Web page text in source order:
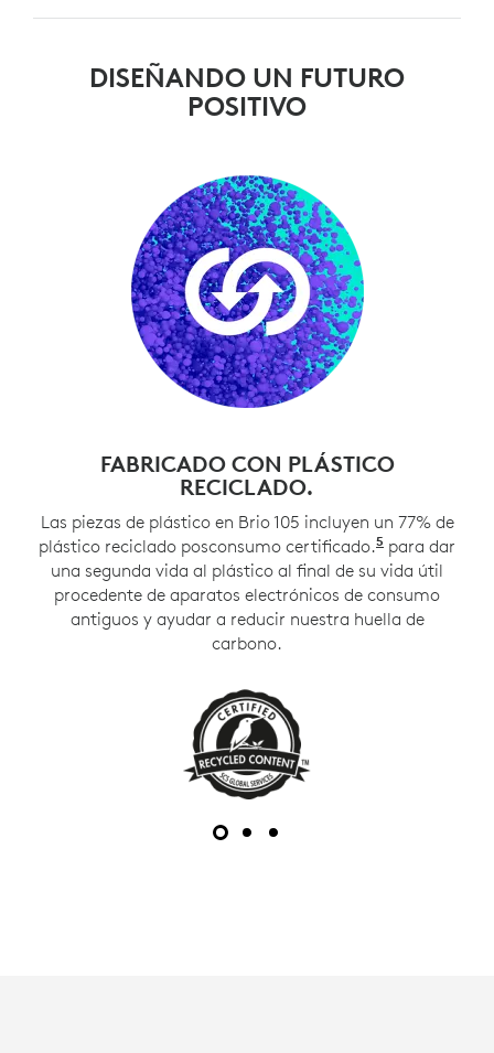
DISEÑANDO UN FUTURO
POSITIVO
FABRICADO CON PLÁSTICO
RECICLADO.
Las piezas de plástico en Brio 105 incluyen un 77% de
plástico reciclado posconsumo certificado.5 Excluye
para dar
una segunda vida al plástico al final de su vida útil
procedente de aparatos electrónicos de consumo
antiguos y ayudar a reducir nuestra huella de
carbono.